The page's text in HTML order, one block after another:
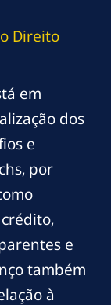
Direito
em
dos
e
por
e
também
à